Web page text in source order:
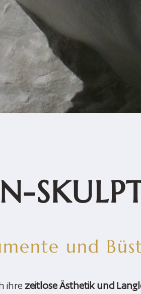
und
ihre zeitlose Ästhetik und